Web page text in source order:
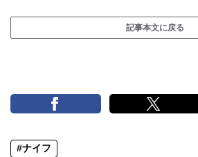
記事本文に戻る
#ナイフ